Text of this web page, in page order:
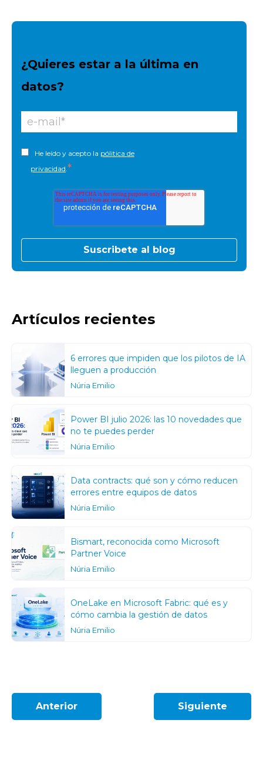
¿Quieres estar a la última en
datos?
He leído y acepto la pólitica de
privacidad.*
Artículos recientes
6 errores que impiden que los pilotos de IA
lleguen a producción
Núria Emilio
Power BI julio 2026: las 10 novedades que
no te puedes perder
Núria Emilio
Data contracts: qué son y cómo reducen
errores entre equipos de datos
Núria Emilio
Bismart, reconocida como Microsoft
Partner Voice
Núria Emilio
OneLake en Microsoft Fabric: qué es y
cómo cambia la gestión de datos
Núria Emilio
Anterior Siguiente